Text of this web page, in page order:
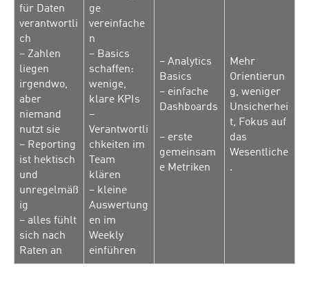
für Daten
verantwortli
ch
– Zahlen
liegen
irgendwo,
aber
niemand
nutzt sie
– Reporting
ist hektisch
und
unregelmäß
ig
– alles fühlt
sich nach
Raten an
ge
vereinfache
n
– Basics
schaffen:
wenige,
klare KPIs
–
Verantwortli
chkeiten im
Team
klären
– kleine
Auswertung
en im
Weekly
einführen
– Analytics
Basics
– einfache
Dashboards
– erste
gemeinsam
e Metriken
Mehr
Orientierun
g, weniger
Unsicherhei
t, Fokus auf
das
Wesentliche
.